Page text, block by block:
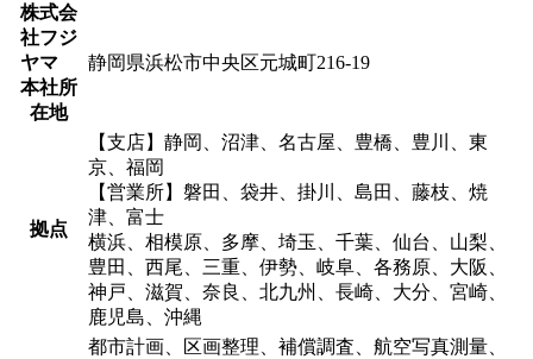
株式会
社フジ
ヤマ
本社所
在地
静岡県浜松市中央区元城町216-19
拠点
【支店】静岡、沼津、名古屋、豊橋、豊川、東
京、福岡
【営業所】磐田、袋井、掛川、島田、藤枝、焼
津、富士
横浜、相模原、多摩、埼玉、千葉、仙台、山梨、
豊田、西尾、三重、伊勢、岐阜、各務原、大阪、
神戸、滋賀、奈良、北九州、長崎、大分、宮崎、
鹿児島、沖縄
都市計画、区画整理、補償調査、航空写真測量、